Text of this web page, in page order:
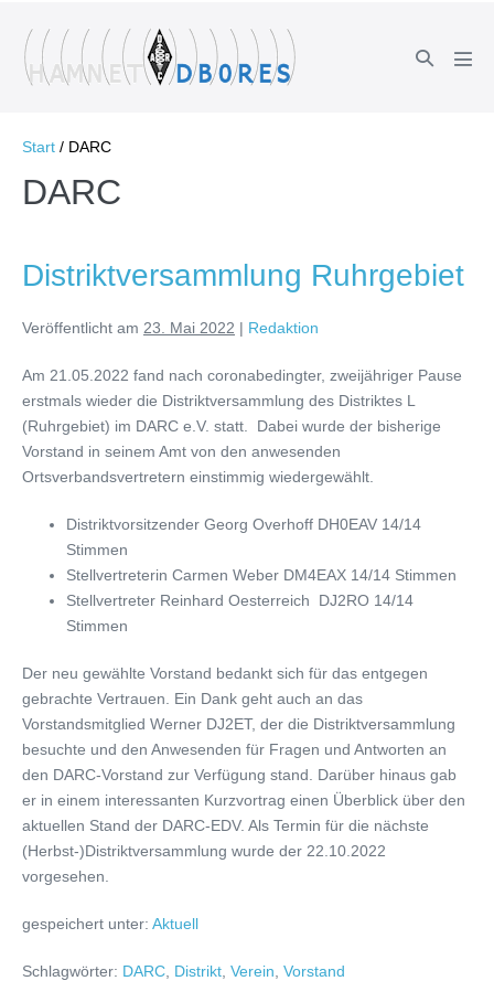
Inhalt
springen
Suche-
Start / DARC
DARC
Distriktversammlung Ruhrgebiet
Veröffentlicht am 23. Mai 2022 | Redaktion
Am 21.05.2022 fand nach coronabedingter, zweijähriger Pause
erstmals wieder die Distriktversammlung des Distriktes L
(Ruhrgebiet) im DARC e.V. statt. Dabei wurde der bisherige
Vorstand in seinem Amt von den anwesenden
Ortsverbandsvertretern einstimmig wiedergewählt.
Distriktvorsitzender Georg Overhoff DH0EAV 14/14
Stimmen
Stellvertreterin Carmen Weber DM4EAX 14/14 Stimmen
Stellvertreter Reinhard Oesterreich DJ2RO 14/14
Stimmen
Der neu gewählte Vorstand bedankt sich für das entgegen
gebrachte Vertrauen. Ein Dank geht auch an das
Vorstandsmitglied Werner DJ2ET, der die Distriktversammlung
besuchte und den Anwesenden für Fragen und Antworten an
den DARC-Vorstand zur Verfügung stand. Darüber hinaus gab
er in einem interessanten Kurzvortrag einen Überblick über den
aktuellen Stand der DARC-EDV. Als Termin für die nächste
(Herbst-)Distriktversammlung wurde der 22.10.2022
vorgesehen.
gespeichert unter: Aktuell
Schlagwörter: DARC Distrikt Verein Vorstand